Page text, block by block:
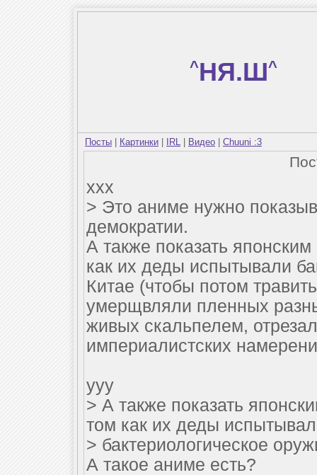
^НЯ.Ш^
Посты Картинки IRL Видео Chuuni :3
xxx
> Это аниме нужно
демократии.
А также показать
как их деды испытывали
Китае (чтобы потом
умерщвляли пленных
живых скальпелем,
империалистских
yyy
> А также показать
том как их деды
> бактериологическое
А такое аниме есть?